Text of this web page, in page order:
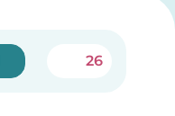
26